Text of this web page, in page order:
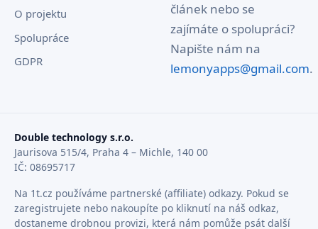
O projektu
Spolupráce
GDPR
článek nebo se
zajímáte o spolupráci?
Napište nám na
lemonyapps@gmail.com.
Double technology s.r.o.
Jaurisova 515/4, Praha 4 – Michle, 140 00
IČ: 08695717
Na 1t.cz používáme partnerské (affiliate) odkazy. Pokud se
zaregistrujete nebo nakoupíte po kliknutí na náš odkaz,
dostaneme drobnou provizi, která nám pomůže psát další